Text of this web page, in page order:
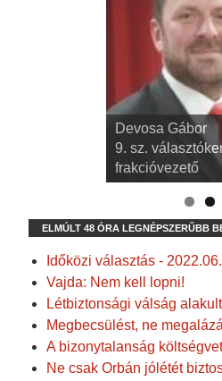
dr. Kispál Tibor
3. sz.
alpolgármester
Devosa Gábor
9. sz.
frakcióvezető
ELMÚLT 48 ÓRA LEGNÉPSZERŰBB
Időközi választás -
Vajda: Nem kell lopni!
Létbiztonsági válság
Megbecsülést, ne
A bizonytalanság
Ne csak Orbán jólétét